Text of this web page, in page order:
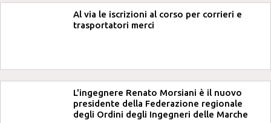
Al via le iscrizioni al corso per corrieri e
trasportatori merci
L'ingegnere Renato Morsiani è il nuovo
presidente della Federazione regionale
degli Ordini degli Ingegneri delle Marche